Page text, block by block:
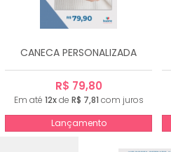
CANECA PERSONALIZADA
R$ 79,80
Em até 12xde R$ 7,81 com juros
Lançamento